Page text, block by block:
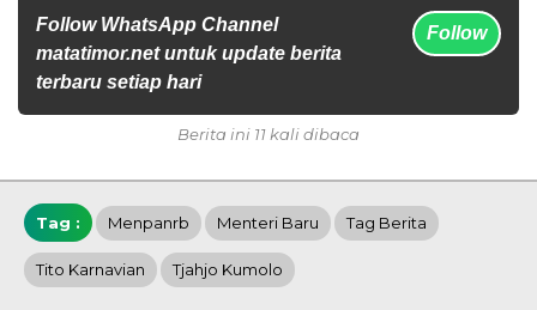
Follow WhatsApp Channel
matatimor.net untuk update berita
terbaru setiap hari
Follow
Berita ini 11 kali dibaca
Tag : Menpanrb Menteri Baru Tag Berita
Tito Karnavian Tjahjo Kumolo